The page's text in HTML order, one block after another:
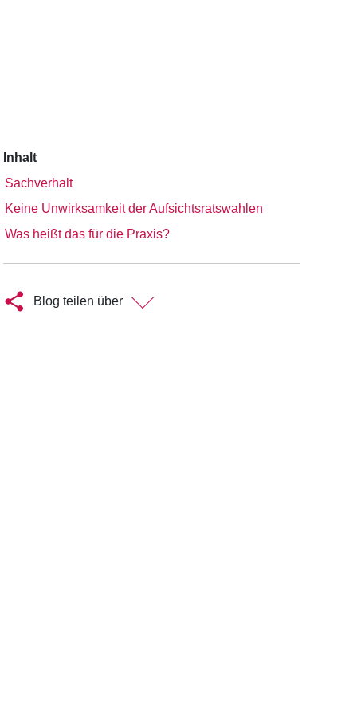
Inhalt
Sachverhalt
Keine Unwirksamkeit der Aufsichtsratswahlen
Was heißt das für die Praxis?
Blog teilen über